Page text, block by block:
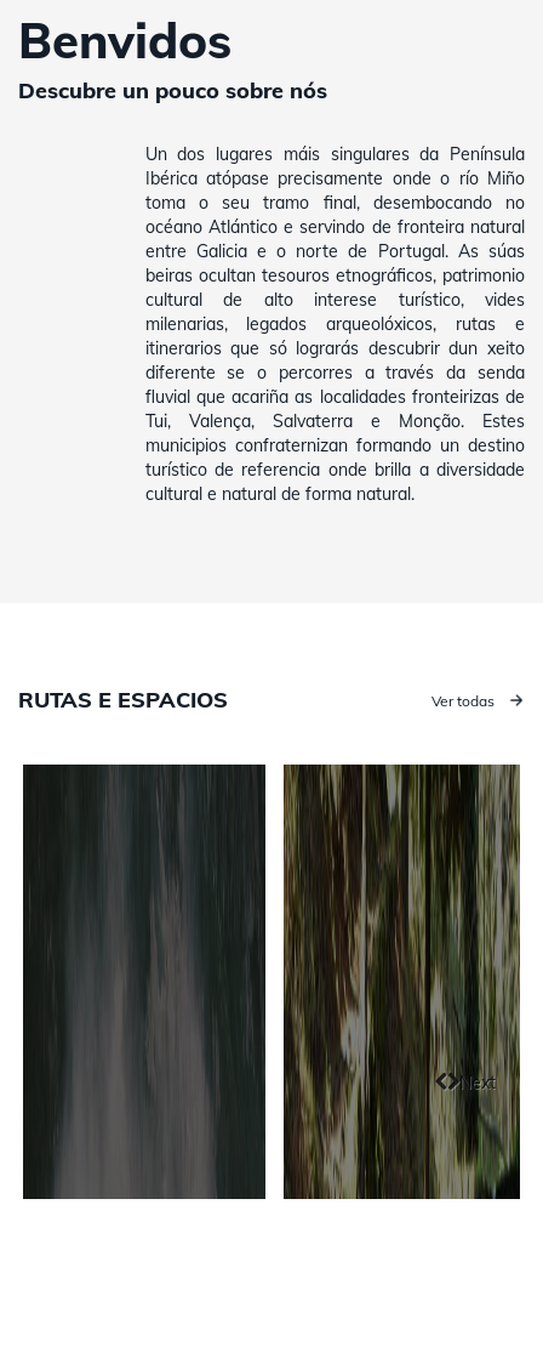
Benvidos
Descubre un pouco sobre nós
Un dos lugares máis singulares da Península
Ibérica atópase precisamente onde o río Miño
toma o seu tramo final, desembocando no
océano Atlántico e servindo de fronteira natural
entre Galicia e o norte de Portugal. As súas
beiras ocultan tesouros etnográficos, patrimonio
cultural de alto interese turístico, vides
milenarias, legados arqueolóxicos, rutas e
itinerarios que só lograrás descubrir dun xeito
diferente se o percorres a través da senda
fluvial que acariña as localidades fronteirizas de
Tui, Valença, Salvaterra e Monção. Estes
municipios confraternizan formando un destino
turístico de referencia onde brilla a diversidade
cultural e natural de forma natural.
RUTAS E ESPACIOS
Previous
Next
Ver todas